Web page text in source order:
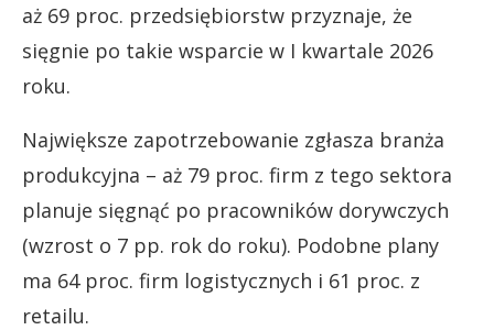
aż 69 proc. przedsiębiorstw przyznaje, że
sięgnie po takie wsparcie w I kwartale 2026
roku.
Największe zapotrzebowanie zgłasza branża
produkcyjna – aż 79 proc. firm z tego sektora
planuje sięgnąć po pracowników dorywczych
(wzrost o 7 pp. rok do roku). Podobne plany
ma 64 proc. firm logistycznych i 61 proc. z
retailu.